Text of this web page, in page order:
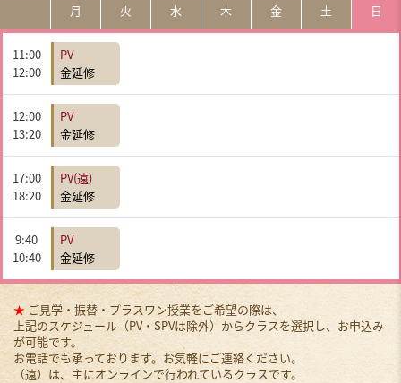
月 火 水 木 金 土 日
11:00
12:00
PV
金延修
12:00
13:20
PV
金延修
17:00
18:20
PV(遠)
金延修
9:40
10:40
PV
金延修
★ご見学・振替・プラスワン授業をご希望の際は、
上記のスケジュール（PV・SPVは除外）からクラスを選択し、お申込み
が可能です。
お電話でも承っております。お気軽にご連絡ください。
（遠）は、主にオンラインで行われているクラスです。